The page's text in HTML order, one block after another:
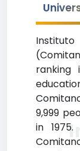
ranking
9,999
in